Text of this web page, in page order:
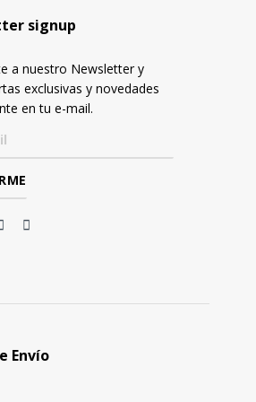
signup
a nuestro Newsletter y
exclusivas y novedades
en tu e-mail.
Envío